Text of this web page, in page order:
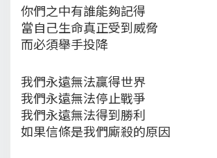
你們之中有誰能夠記得
當自己生命真正受到威脅
而必須舉手投降
我們永遠無法贏得世界
我們永遠無法停止戰爭
我們永遠無法得到勝利
如果信條是我們廝殺的原因